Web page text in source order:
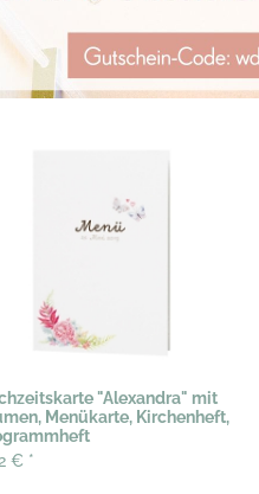
"Alexandra" mit
Menükarte, Kirchenheft,
€ *